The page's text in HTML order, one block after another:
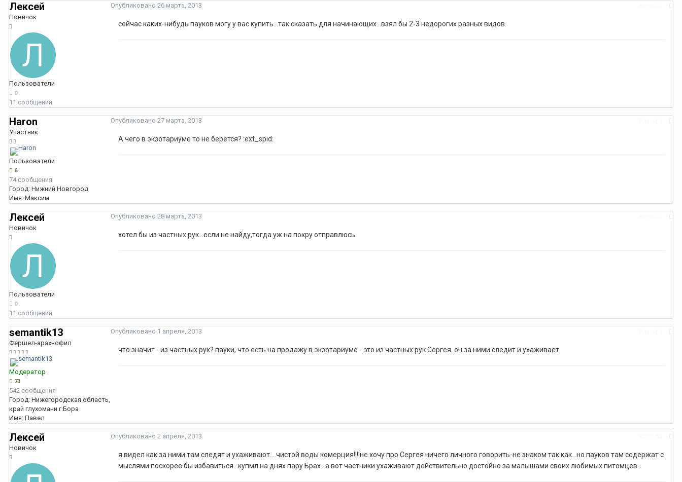
Лексей
Новичок
Пользователи
0
11 сообщений
Опубликовано 26 марта, 2013
сейчас каких-нибудь пауков могу у вас купить...так сказать для начинающих...взял бы 2-3 недорогих разных видов.
Haron
Участник
Пользователи
6
74 сообщения
Город: Нижний Новгород
Имя: Максим
Опубликовано 27 марта, 2013
А чего в экзотариуме то не берётся? :ext_spid:
Лексей
Новичок
Пользователи
0
11 сообщений
Опубликовано 28 марта, 2013
хотел бы из частных рук...если не найду,тогда уж на покру отправлюсь
semantik13
Фершел-арахнофил
Модератор
73
542 сообщения
Город: Нижегородская область,
край глухомани г.Бора
Имя: Павел
Опубликовано 1 апреля, 2013
что значит - из частных рук? пауки, что есть на продажу в экзотариуме - это из частных рук Сергея. он за ними следит и ухаживает.
Лексей
Новичок
Опубликовано 2 апреля, 2013
я видел как за ними там следят и ухаживают....чистой воды комерция!!!!не хочу про Сергея ничего личного говорить-не знаком так как...но пауков там содержат с
мыслями поскорее бы избавиться...купмл на днях пару Брах...а вот частники ухаживают действительно достойно за малышами своих любимых питомцев...